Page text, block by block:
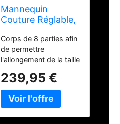
Mannequin
Couture Réglable,
Grande (L) [Taille
EUR 48 à 50]
Corps de 8 parties afin
de permettre
l'allongement de la taille
et léger avec un
revêtement nylon à
dossier en mousse
239,95 €